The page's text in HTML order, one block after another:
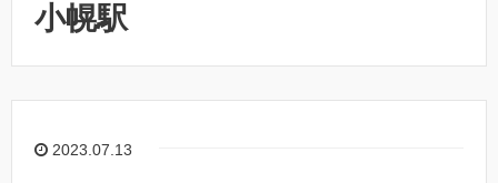
小幌駅
2023.07.13